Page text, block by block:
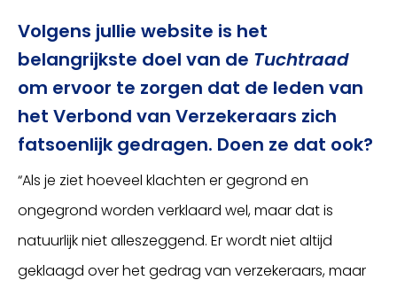
Volgens jullie website is het
belangrijkste doel van de Tuchtraad
om ervoor te zorgen dat de leden van
het Verbond van Verzekeraars zich
fatsoenlijk gedragen. Doen ze dat ook?
“Als je ziet hoeveel klachten er gegrond en
ongegrond worden verklaard wel, maar dat is
natuurlijk niet alleszeggend. Er wordt niet altijd
geklaagd over het gedrag van verzekeraars, maar